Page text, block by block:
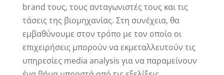
brand τους, τους ανταγωνιστές τους και τις
τάσεις της βιομηχανίας. Στη συνέχεια, θα
εμβαθύνουμε στον τρόπο με τον οποίο οι
επιχειρήσεις μπορούν να εκμεταλλευτούν τις
υπηρεσίες media analysis για να παραμείνουν